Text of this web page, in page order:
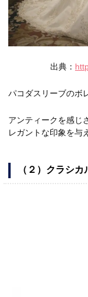
出典：
パコダスリーブのボ
アンティークを感じ
レガントな印象を与
（２）クラシ